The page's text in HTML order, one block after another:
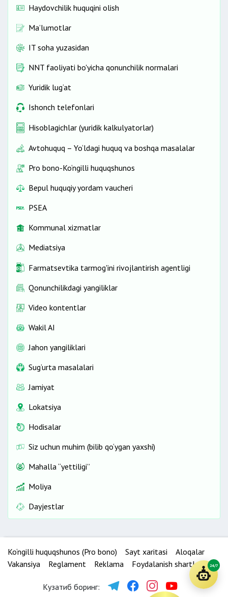
Haydovchilik huquqini olish
Ma’lumotlar
IT soha yuzasidan
NNT faoliyati bo'yicha qonunchilik normalari
Yuridik lug‘at
Ishonch telefonlari
Hisoblagichlar (yuridik kalkulyatorlar)
Avtohuquq – Yo‘ldagi huquq va boshqa masalalar
Pro bono-Ko‘ngilli huquqshunos
Bepul huquqiy yordam vaucheri
PSEA
Kommunal xizmatlar
Mediatsiya
Farmatsevtika tarmog'ini rivojlantirish agentligi
Qonunchilikdagi yangiliklar
Video kontentlar
Wakil AI
Jahon yangiliklari
Sug‘urta masalalari
Jamiyat
Lokatsiya
Hodisalar
Siz uchun muhim (bilib qo‘ygan yaxshi)
Mahalla “yettiligi”
Moliya
Dayjestlar
Ko‘ngilli huquqshunos (Pro bono) Sayt xaritasi
Aloqalar
Vakansiya
Reglament Reklama Foydalanish shartlari
Кузатиб боринг:
24/7